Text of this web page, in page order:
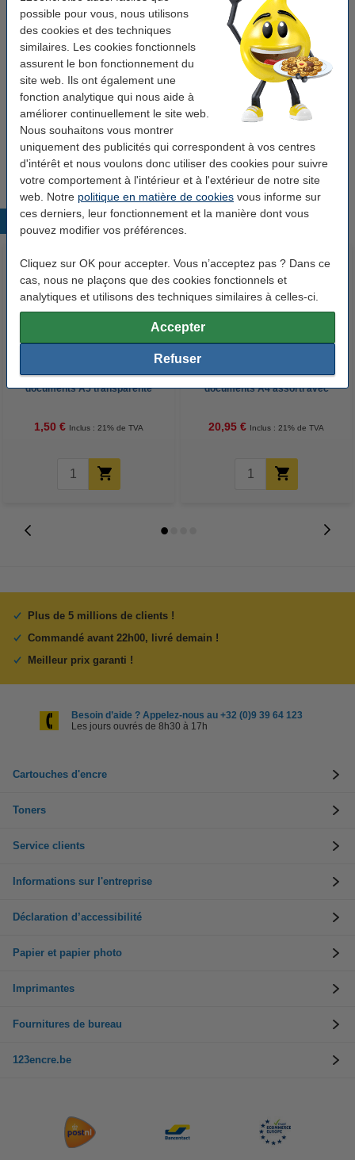
possible pour vous, nous utilisons
des cookies et des techniques
similaires. Les cookies fonctionnels
assurent le bon fonctionnement du
site web. Ils ont également une
fonction analytique qui nous aide à
améliorer continuellement le site web.
Nous souhaitons vous montrer
uniquement des publicités qui correspondent à vos centres
d'intérêt et nous voulons donc utiliser des cookies pour suivre
votre comportement à l'intérieur et à l'extérieur de notre site
web. Notre politique en matière de cookies vous informe sur
ces derniers, leur fonctionnement et la manière dont vous
pouvez modifier vos préférences.
Cliquez sur OK pour accepter. Vous n’acceptez pas ? Dans ce
cas, nous ne plaçons que des cookies fonctionnels et
analytiques et utilisons des techniques similaires à celles-ci.
Accepter
Refuser
Format: A6
Nombre: 6 pièce(s)
Bon plan : commandez également
123encre papier d'impression 1 ramette de 500
feuilles A4 - 80 g/m²
7,25 €
Produits populaires
documents A5 transparente
1,50 € Inclus : 21% de TVA
documents A4 assorti avec
20,95 € Inclus : 21% de TVA
Plus de 5 millions de clients !
Commandé avant 22h00, livré demain !
Meilleur prix garanti !
Besoin d’aide ? Appelez-nous au +32 (0)9 39 64 123
Les jours ouvrés de 8h30 à 17h
Cartouches d'encre
Toners
Service clients
Informations sur l'entreprise
Déclaration d’accessibilité
Papier et papier photo
Imprimantes
Fournitures de bureau
123encre.be